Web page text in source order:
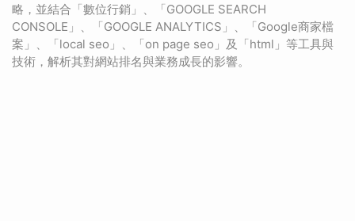
略，並結合「數位行銷」、「GOOGLE SEARCH
CONSOLE」、「GOOGLE ANALYTICS」、「Google商家檔
案」、「local seo」、「on page seo」及「html」等工具與
技術，解析其對網站排名與業務成長的影響。